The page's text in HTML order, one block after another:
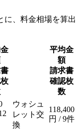
に、料金相場を算出
平均金
額
請求書
確認枚
数
ウォシュ
レット交
換
118,400
円 / 9件